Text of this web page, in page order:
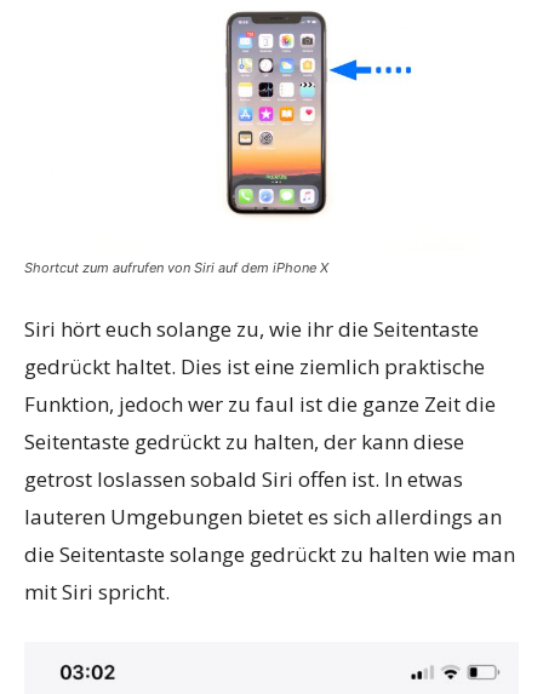
Shortcut zum aufrufen von Siri auf dem iPhone X
Siri hört euch solange zu, wie ihr die Seitentaste
gedrückt haltet. Dies ist eine ziemlich praktische
Funktion, jedoch wer zu faul ist die ganze Zeit die
Seitentaste gedrückt zu halten, der kann diese
getrost loslassen sobald Siri offen ist. In etwas
lauteren Umgebungen bietet es sich allerdings an
die Seitentaste solange gedrückt zu halten wie man
mit Siri spricht.